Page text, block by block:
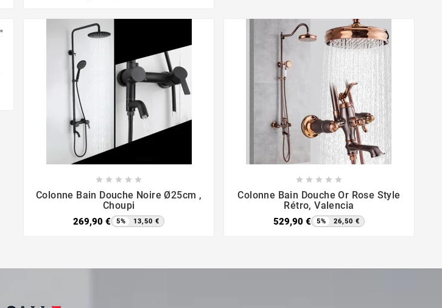
    
Colonne Bain Douche Noire Ø25cm ,
Choupi
269,90 € 5% 13,50 €
    
Colonne Bain Douche Or Rose Style
Rétro, Valencia
529,90 € 5% 26,50 €